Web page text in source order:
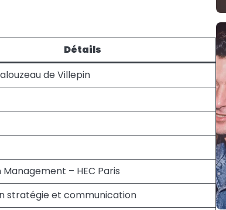
Détails
de Villepin
– HEC Paris
stratégie et communication